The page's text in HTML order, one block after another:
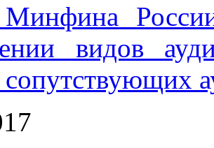
Минфина
видов